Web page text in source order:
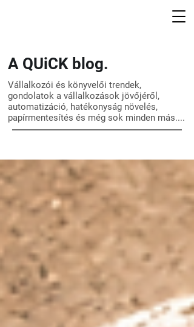
A QUiCK blog.
Vállalkozói és könyvelői trendek,
gondolatok a vállalkozások jövőjéről,
automatizáció, hatékonyság növelés,
papírmentesítés és még sok minden más....